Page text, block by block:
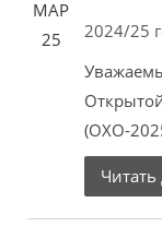
МАР
25
2024/25
(ОХО-
Читать